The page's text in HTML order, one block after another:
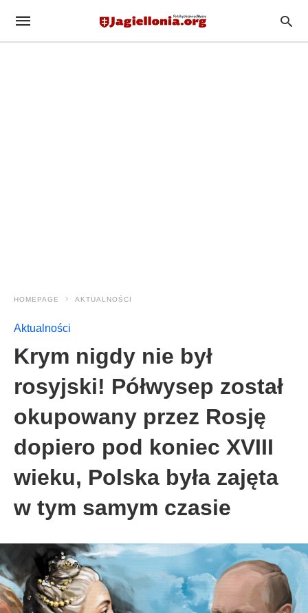
HOMEPAGE AKTUALNOŚCI
Aktualności
Krym nigdy nie był
rosyjski! Półwysep został
okupowany przez Rosję
dopiero pod koniec XVIII
wieku, Polska była zajęta
w tym samym czasie